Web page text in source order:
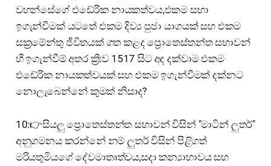
වහන්සේගේ එඩේරික නායකත්වය,එකම සභා
ඉගැන්වීමක් යටතේ එකම දිව්‍ය පුජා යාගයක් සහ එකම
සක්‍රමේන්තු ජීවිතයක් ගත කළද ප්‍රොතෙස්තන්ත සභාවන්
හී ඉගැන්වීම් අතර ක්‍රි:ව 1517 සිට අද දක්වාම එකම
එඩේරික නායකත්වයක් සහ එකම ඉගැන්වීමක් දක්නට
නොලැබෙන්නේ කුමක් නිසාද?
10:👉සියලු ප්‍රොතෙස්තන්ත සභාවන් විසින් "මාටින් ලුතර්"
අනුගමනය කරන්නේ නම් ලුතර් විසින් පිළිගත්
මරියතුමියගේ දේවමාතෘත්වය,සදා කන්‍යාභාවය සහ